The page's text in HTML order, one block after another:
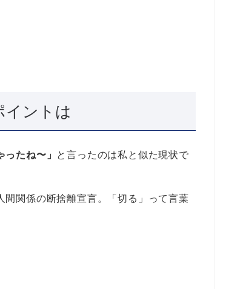
イントは
ったね〜」 と言ったのは私と似た現状で
間関係の断捨離宣言。「切る」って言葉